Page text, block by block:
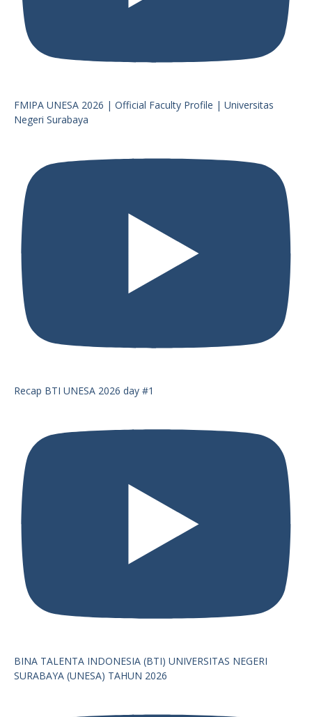
FMIPA UNESA 2026 | Official Faculty Profile | Universitas
Negeri Surabaya
Recap BTI UNESA 2026 day #1
BINA TALENTA INDONESIA (BTI) UNIVERSITAS NEGERI
SURABAYA (UNESA) TAHUN 2026